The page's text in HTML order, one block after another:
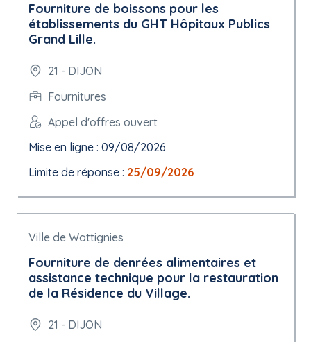
Fourniture de boissons pour les
établissements du GHT Hôpitaux Publics
Grand Lille.
21 - DIJON
Fournitures
Appel d'offres ouvert
Mise en ligne : 09/08/2026
Limite de réponse : 25/09/2026
Ville de Wattignies
Fourniture de denrées alimentaires et
assistance technique pour la restauration
de la Résidence du Village.
21 - DIJON